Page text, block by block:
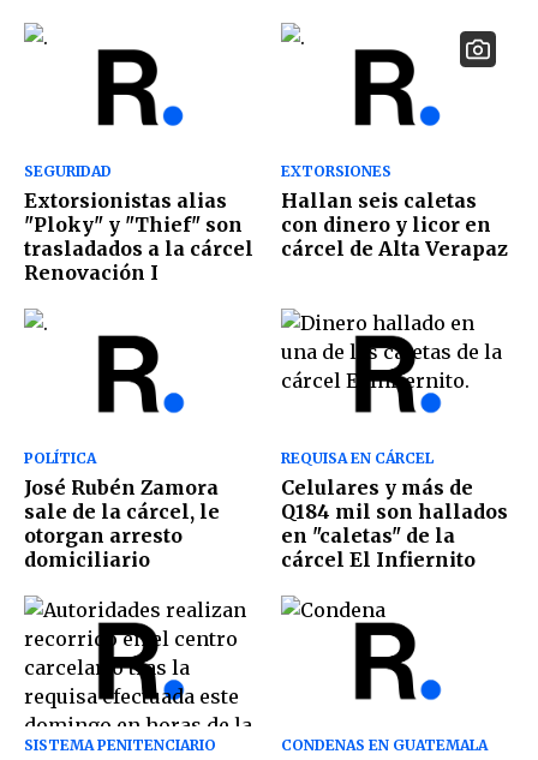
SEGURIDAD
Extorsionistas alias
"Ploky" y "Thief" son
trasladados a la cárcel
Renovación I
EXTORSIONES
Hallan seis caletas
con dinero y licor en
cárcel de Alta Verapaz
POLÍTICA
José Rubén Zamora
sale de la cárcel, le
otorgan arresto
domiciliario
REQUISA EN CÁRCEL
Celulares y más de
Q184 mil son hallados
en "caletas" de la
cárcel El Infiernito
SISTEMA PENITENCIARIO CONDENAS EN GUATEMALA